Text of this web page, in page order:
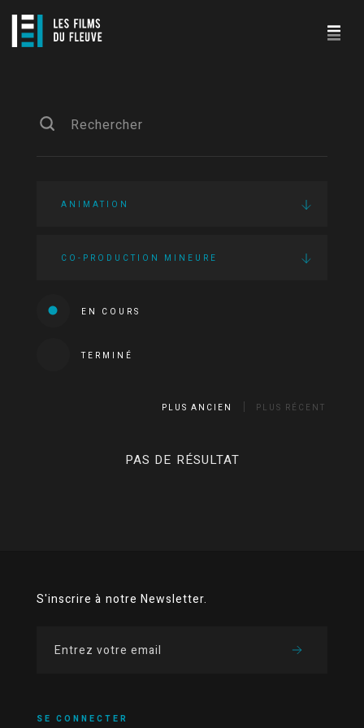
ANIMATION
CO-PRODUCTION MINEURE
EN COURS
TERMINÉ
PLUS ANCIEN PLUS RÉCENT
PAS DE RÉSULTAT
S'inscrire à notre Newsletter.
SE CONNECTER